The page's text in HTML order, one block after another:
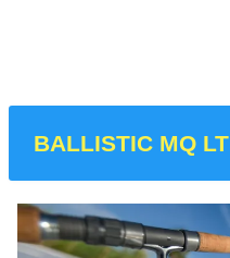
BALLISTIC MQ LT